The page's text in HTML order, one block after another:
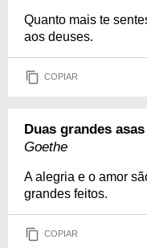
Quanto mais te
aos deuses.
COPIAR
Duas grandes asas
Goethe
A alegria e o amor
grandes feitos.
COPIAR